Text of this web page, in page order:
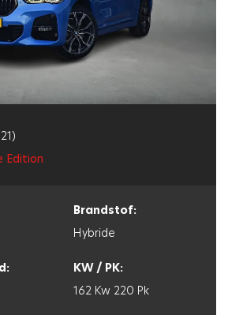
Edition
Brandstof:
Hybride
KW / PK:
162 Kw 220 Pk